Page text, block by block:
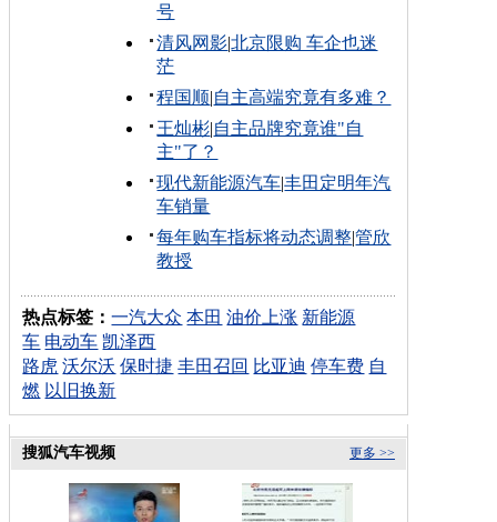
号
清风网影|北京限购 车企也迷
茫
程国顺|自主高端究竟有多难？
王灿彬|自主品牌究竟谁"自
主"了？
现代新能源汽车|丰田定明年汽
车销量
每年购车指标将动态调整|管欣
教授
热点标签：一汽大众 本田 油价上涨 新能源
车 电动车 凯泽西
路虎 沃尔沃 保时捷 丰田召回 比亚迪 停车费 自
燃 以旧换新
更多 >>
搜狐汽车视频